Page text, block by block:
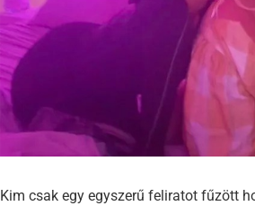
Kim csak egy egyszerű feliratot fűzött